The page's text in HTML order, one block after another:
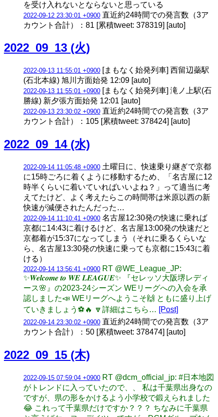
を受け入れないとならないと思っている
2022-09-12 23:30:01 +0900 直近約24時間での発言数（3ア
カウント合計）：81 [累積tweet: 378319] [auto]
2022_09_13 (火)
2022-09-13 11:55:01 +0900 [まもなく始発列車] 西留辺蘂駅
(石北本線) 旭川方面始発 12:09 [auto]
2022-09-13 11:55:01 +0900 [まもなく始発列車] 滝ノ上駅(石
勝線) 新夕張方面始発 12:01 [auto]
2022-09-13 23:30:02 +0900 直近約24時間での発言数（3ア
カウント合計）：105 [累積tweet: 378424] [auto]
2022_09_14 (水)
2022-09-14 11:05:48 +0900 土曜日に、快速乗り継ぎで京都
に15時ごろに着くように移動するため、「名古屋に12
時半くらいに着いていればいいよね？」って適当に考
えてたけど、よく考えたらこの時間帯は米原以西の新
快速が減便されたんだった…
2022-09-14 11:10:41 +0900 名古屋12:30発の快速に乗れば
京都に14:43に着けるけど、名古屋13:00発の快速だと
京都着が15:37になってしまう（それに乗るくらいな
ら、名古屋13:30発の快速に乗っても京都に15:43に着
ける）
2022-09-14 13:56:41 +0900 RT @WE_League_JP:
✨𝑾𝒆𝒍𝒄𝒐𝒎𝒆 𝒕𝒐 𝑾𝑬 𝑳𝑬𝑨𝑮𝑼𝑬✨ 『セレッソ大阪堺レディ
ース🌸』の2023-24シーズン WEリーグへの入会を承
認しました📣 WEリーグへようこそ🙌 ともに盛り上げ
ていきましょう⚽️🔥 🔽詳細はこちら… [Post]
2022-09-14 23:30:02 +0900 直近約24時間での発言数（3ア
カウント合計）：50 [累積tweet: 378474] [auto]
2022_09_15 (木)
2022-09-15 07:59:04 +0900 RT @dcm_official_jp: #日本地図
がトレンドに入っていたので、、 私は千葉県出身なの
ですが、県の形をかけるよう小学校で鍛えられました
😂 これって千葉県だけですか？？？ ちなみに千葉県